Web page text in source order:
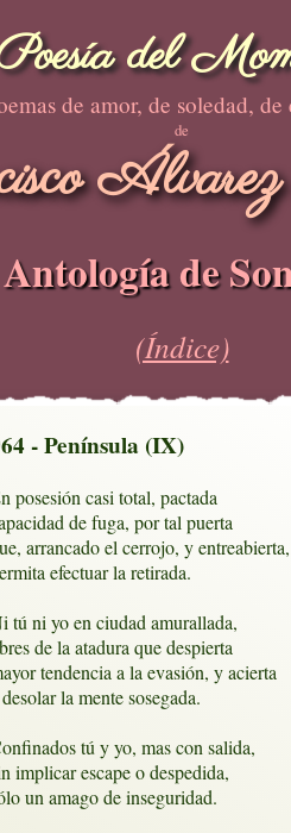
del
de amor, de soledad, de
de
Antología de
(Índice)
- Península (IX)
posesión casi total, pactada
de fuga, por tal puerta
arrancado el cerrojo, y entreabierta,
efectuar la retirada.
tú ni yo en ciudad amurallada,
de la atadura que despierta
tendencia a la evasión, y acierta
la mente sosegada.
tú y yo, mas con salida,
implicar escape o despedida,
un amago de inseguridad.